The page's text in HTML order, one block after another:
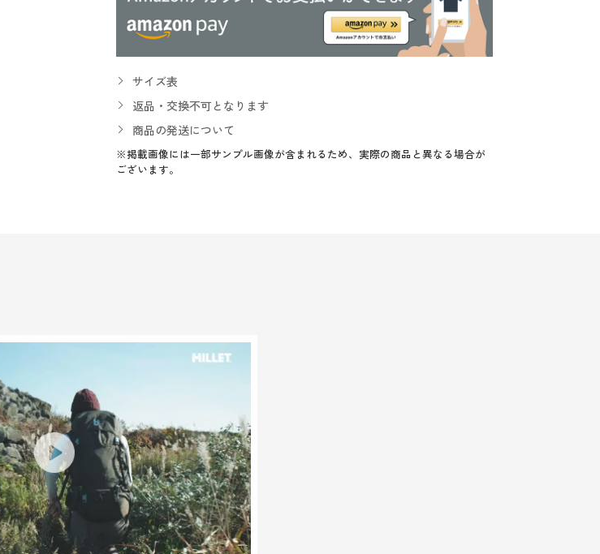
サイズ表
返品・交換不可となります
商品の発送について
※掲載画像には一部サンプル画像が含まれるため、実際の商品と異なる場合が
ございます。